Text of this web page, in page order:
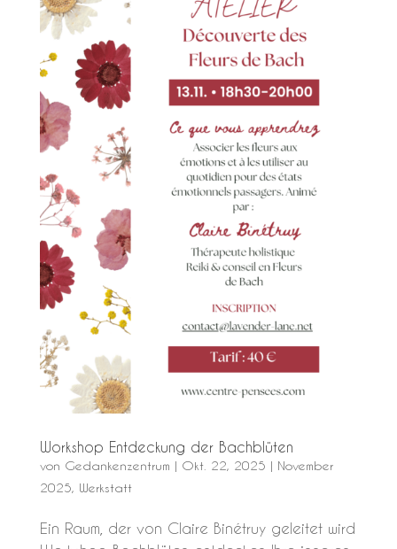
Workshop Entdeckung der Bachblüten
von Gedankenzentrum | Okt. 22, 2025 | November
2025, Werkstatt
Ein Raum, der von Claire Binétruy geleitet wird